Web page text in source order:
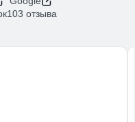
103 отзыва